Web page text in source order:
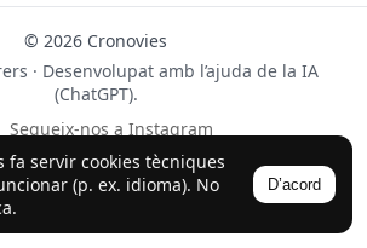
fa servir cookies tècniques
(p. ex. idioma). No
D’acord
© 2026 Cronovies
· Desenvolupat amb l’ajuda de la IA
(ChatGPT).
Segueix-nos a Instagram